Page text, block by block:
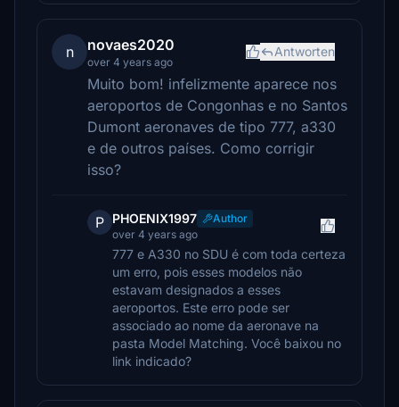
n novaes2020
over 4 years ago
Antworten
Muito bom! infelizmente aparece nos
aeroportos de Congonhas e no Santos
Dumont aeronaves de tipo 777, a330
e de outros países. Como corrigir
isso?
P PHOENIX1997
Author
over 4 years ago
777 e A330 no SDU é com toda certeza
um erro, pois esses modelos não
estavam designados a esses
aeroportos. Este erro pode ser
associado ao nome da aeronave na
pasta Model Matching. Você baixou no
link indicado?